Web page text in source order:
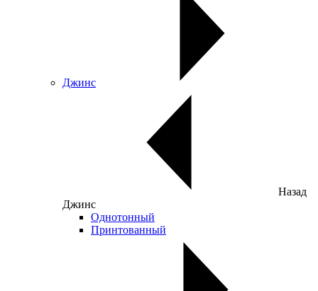
Джинс
Назад
Джинс
Однотонный
Принтованный